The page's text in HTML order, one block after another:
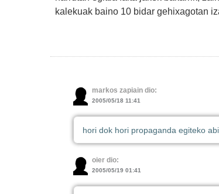
kalekuak baino 10 bidar gehixagotan
markos zapiain dio:
2005/05/18 11:41
hori dok hori propaganda egiteko
oier dio:
2005/05/19 01:41